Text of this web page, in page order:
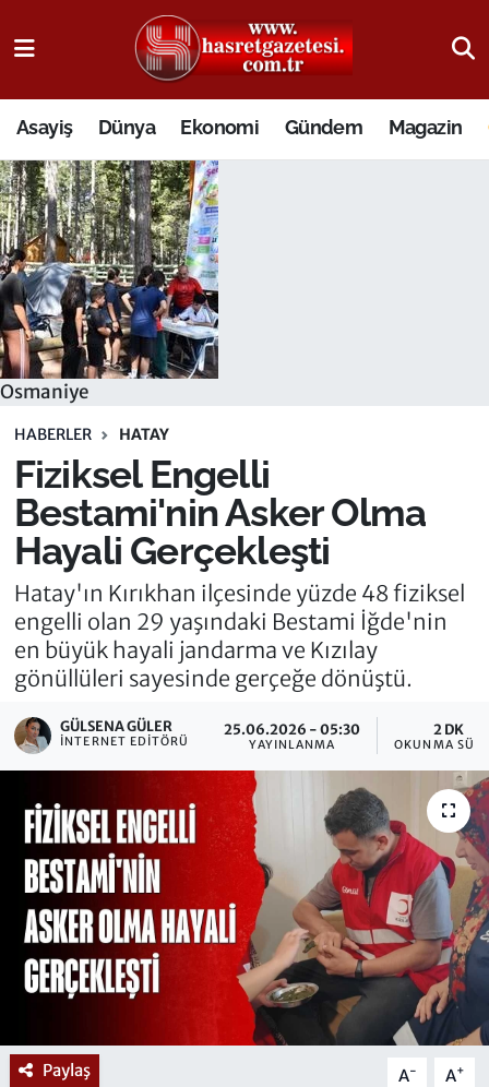
Asayiş Dünya Ekonomi Gündem Magazin
Osmaniye
HABERLER HATAY
Fiziksel Engelli
Bestami'nin Asker Olma
Hayali Gerçekleşti
Hatay'ın Kırıkhan ilçesinde yüzde 48 fiziksel
engelli olan 29 yaşındaki Bestami İğde'nin
en büyük hayali jandarma ve Kızılay
gönüllüleri sayesinde gerçeğe dönüştü.
GÜLSENA GÜLER
İNTERNET EDITÖRÜ
25.06.2026 - 05:30
YAYINLANMA
2 DK
OKUNMA
Paylaş A- A+
Osmaniye Nöbetçi Eczaneler
Osmaniye Hava Durumu
Osmaniye Trafik Yoğunluk Haritası
Süper Lig Puan Durumu ve Fikstür
Tüm Manşetler
Son Dakika Haberleri